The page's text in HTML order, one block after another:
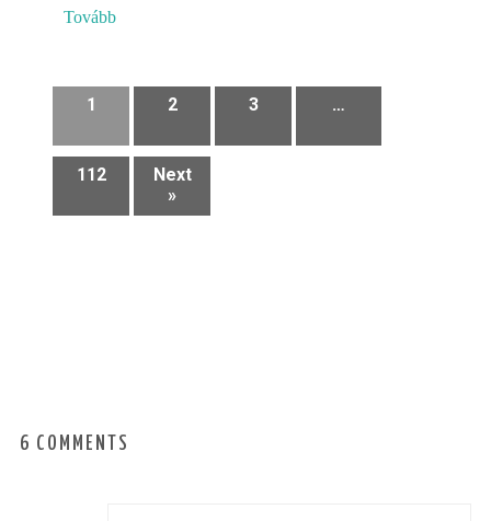
Tovább
1 2 3 …
112
Next
»
6 COMMENTS